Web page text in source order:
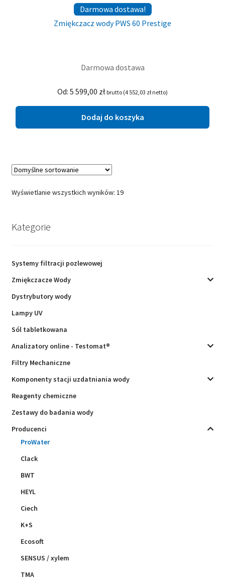
Darmowa dostawa!
Zmiękczacz wody PWS 60 Prestige
Darmowa dostawa
Od: 5 599,00 zł brutto (4 552,03 złnetto)
Dodaj do koszyka
Wyświetlanie wszystkich wyników: 19
Kategorie
Systemy filtracji pozlewowej
Zmiękczacze Wody
Dystrybutory wody
Lampy UV
Sól tabletkowana
Analizatory online - Testomat®
Filtry Mechaniczne
Komponenty stacji uzdatniania wody
Reagenty chemiczne
Zestawy do badania wody
Producenci
ProWater
Clack
BWT
HEYL
Ciech
K+S
Ecosoft
SENSUS / xylem
TMA